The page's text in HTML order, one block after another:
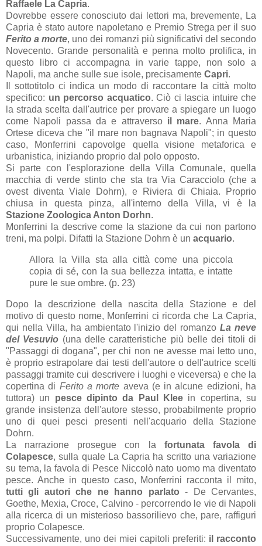
Raffaele La Capria.
Dovrebbe essere conosciuto dai lettori ma, brevemente, La
Capria è stato autore napoletano e Premio Strega per il suo
Ferito a morte, uno dei romanzi più significativi del secondo
Novecento. Grande personalità e penna molto prolifica, in
questo libro ci accompagna in varie tappe, non solo a
Napoli, ma anche sulle sue isole, precisamente Capri.
Il sottotitolo ci indica un modo di raccontare la città molto
specifico: un percorso acquatico. Ciò ci lascia intuire che
la strada scelta dall'autrice per provare a spiegare un luogo
come Napoli passa da e attraverso il mare. Anna Maria
Ortese diceva che "il mare non bagnava Napoli"; in questo
caso, Monferrini capovolge quella visione metaforica e
urbanistica, iniziando proprio dal polo opposto.
Si parte con l'esplorazione della Villa Comunale, quella
macchia di verde stinto che sta tra Via Caracciolo (che a
ovest diventa Viale Dohrn), e Riviera di Chiaia. Proprio
chiusa in questa pinza, all'interno della Villa, vi è la
Stazione Zoologica Anton Dorhn.
Monferrini la descrive come la stazione da cui non partono
treni, ma polpi. Difatti la Stazione Dohrn è un acquario.
Allora la Villa sta alla città come una piccola
copia di sé, con la sua bellezza intatta, e intatte
pure le sue ombre. (p. 23)
Dopo la descrizione della nascita della Stazione e del
motivo di questo nome, Monferrini ci ricorda che La Capria,
qui nella Villa, ha ambientato l'inizio del romanzo La neve
del Vesuvio (una delle caratteristiche più belle dei titoli di
"Passaggi di dogana", per chi non ne avesse mai letto uno,
è proprio estrapolare dai testi dell'autore o dell'autrice scelti
passaggi tramite cui descrivere i luoghi e viceversa) e che la
copertina di Ferito a morte aveva (e in alcune edizioni, ha
tuttora) un pesce dipinto da Paul Klee in copertina, su
grande insistenza dell'autore stesso, probabilmente proprio
uno di quei pesci presenti nell'acquario della Stazione
Dohrn.
La narrazione prosegue con la fortunata favola di
Colapesce, sulla quale La Capria ha scritto una variazione
su tema, la favola di Pesce Niccolò nato uomo ma diventato
pesce. Anche in questo caso, Monferrini racconta il mito,
tutti gli autori che ne hanno parlato - De Cervantes,
Goethe, Mexia, Croce, Calvino - percorrendo le vie di Napoli
alla ricerca di un misterioso bassorilievo che, pare, raffiguri
proprio Colapesce.
Successivamente, uno dei miei capitoli preferiti: il racconto